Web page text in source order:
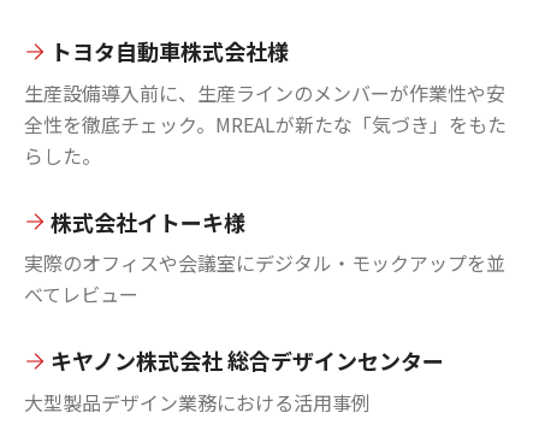
トヨタ自動車株式会社様
生産設備導入前に、生産ラインのメンバーが作業性や安
全性を徹底チェック。MREALが新たな「気づき」をもた
らした。
株式会社イトーキ様
実際のオフィスや会議室にデジタル・モックアップを並
べてレビュー
キヤノン株式会社 総合デザインセンター
大型製品デザイン業務における活用事例